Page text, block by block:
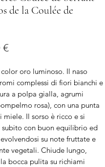
de la Coulée de
€Prezzo
oro luminoso. Il naso
complessi di fiori bianchi e
a polpa gialla, agrumi
rosa), con una punta
miele. Il sorso è ricco e si
subito con buon equilibrio ed
su note fruttate e
vegetali. Chiude lungo,
bocca pulita su richiami